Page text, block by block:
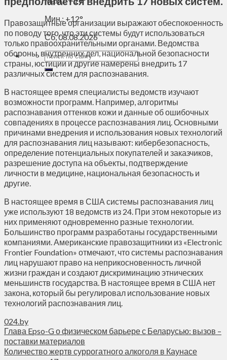
Мин.: +12°
Сб, 08.08.2026
Правозащитные организации выражают обеспокоенность
по поводу того, что эти системы будут использоваться
только правоохранительными органами. Ведомства
обороны, внутренних дел, национальной безопасности
страны, юстиции и другие намерены внедрить 17
различных систем для распознавания.
В настоящее время специалисты ведомств изучают
возможности программ. Например, алгоритмы
распознавания оттенков кожи и данные об ошибочных
совпадениях в процессе распознавания лиц. Основными
причинами внедрения и использования новых технологий
для распознавания лиц называют: кибербезопасность,
определение потенциальных покупателей и заказчиков,
разрешение доступа на объекты, подтверждение
личности в медицине, национальная безопасность и
другие.
В настоящее время в США системы распознавания лиц
уже используют 18 ведомств из 24. При этом некоторые из
них применяют одновременно разные технологии.
Большинство программ разработаны государственными
компаниями. Американские правозащитники из «Electronic
Frontier Foundation» отмечают, что системы распознавания
лиц нарушают право на неприкосновенность личной
жизни граждан и создают дискриминацию этнических
меньшинств государства. В настоящее время в США нет
закона, который бы регулировал использование новых
технологий распознавания лиц.
024.by
Глава Epso-G о физическом барьере с Беларусью: вызов –
поставки материалов
Количество жертв суррогатного алкоголя в Каунасе